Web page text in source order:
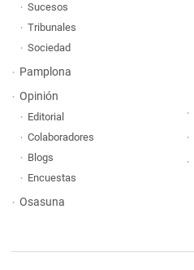
Sucesos
Tribunales
Sociedad
Pamplona
Opinión
Editorial
Colaboradores
Blogs
Encuestas
Osasuna